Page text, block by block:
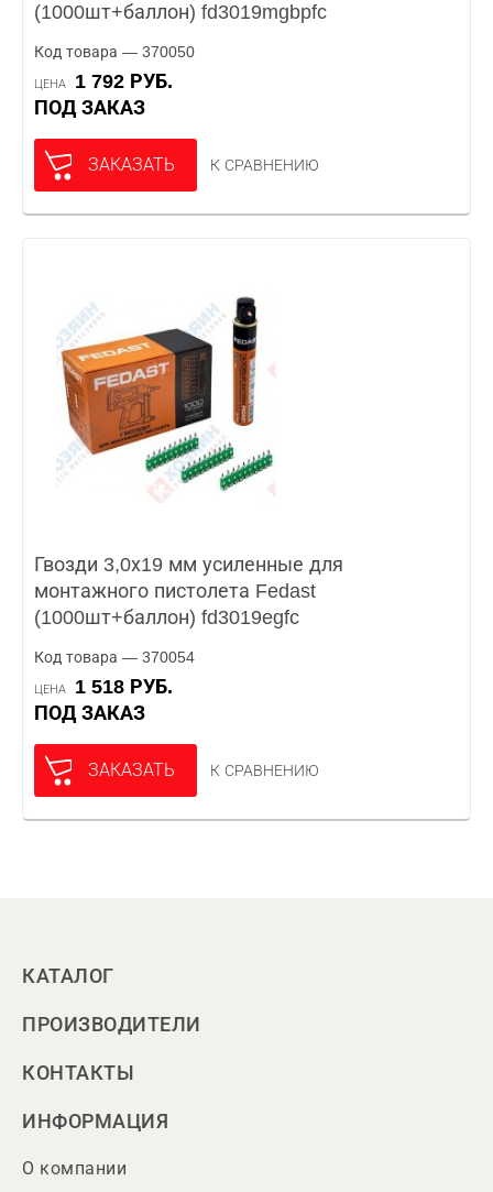
(1000шт+баллон) fd3019mgbpfc
Код товара — 370050
ЦЕНА
1 792 РУБ.
ПОД ЗАКАЗ
ЗАКАЗАТЬ К СРАВНЕНИЮ
Гвозди 3,0х19 мм усиленные для
монтажного пистолета Fedast
(1000шт+баллон) fd3019egfc
Код товара — 370054
ЦЕНА
1 518 РУБ.
ПОД ЗАКАЗ
ЗАКАЗАТЬ К СРАВНЕНИЮ
КАТАЛОГ
ПРОИЗВОДИТЕЛИ
КОНТАКТЫ
ИНФОРМАЦИЯ
О компании